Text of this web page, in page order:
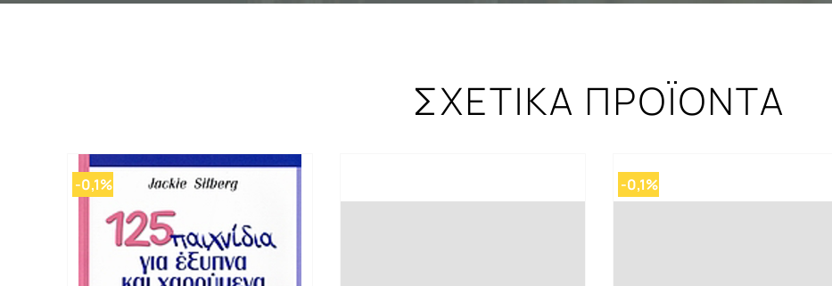
ΣΧΕΤΙΚΑ ΠΡΟΪΟΝΤΑ
-0,1% -0,1%